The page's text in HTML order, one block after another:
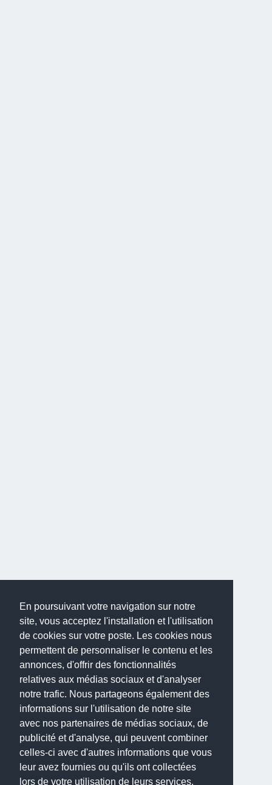
En poursuivant votre navigation sur notre
site, vous acceptez l'installation et l'utilisation
de cookies sur votre poste. Les cookies nous
permettent de personnaliser le contenu et les
annonces, d'offrir des fonctionnalités
relatives aux médias sociaux et d'analyser
notre trafic. Nous partageons également des
informations sur l'utilisation de notre site
avec nos partenaires de médias sociaux, de
publicité et d'analyse, qui peuvent combiner
celles-ci avec d'autres informations que vous
leur avez fournies ou qu'ils ont collectées
lors de votre utilisation de leurs services.